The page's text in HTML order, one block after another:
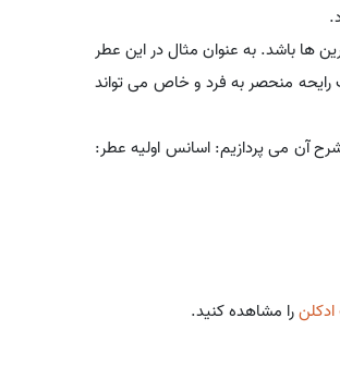
ها باشد. به عنوان مثال در این عطر
رایحه منحصر به فرد و خاص می تواند
آن می پردازیم: اسانس اولیه عطر:
را مشاهده کنید.